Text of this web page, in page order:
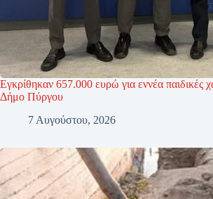
Εγκρίθηκαν 657.000 ευρώ για εννέα παιδικές
Δήμο Πύργου
7 Αυγούστου, 2026